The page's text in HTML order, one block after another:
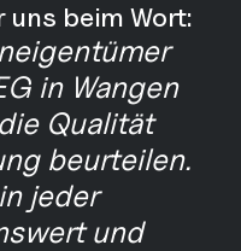
uns beim Wort:
in Wangen
Qualität
beurteilen.
jeder
und